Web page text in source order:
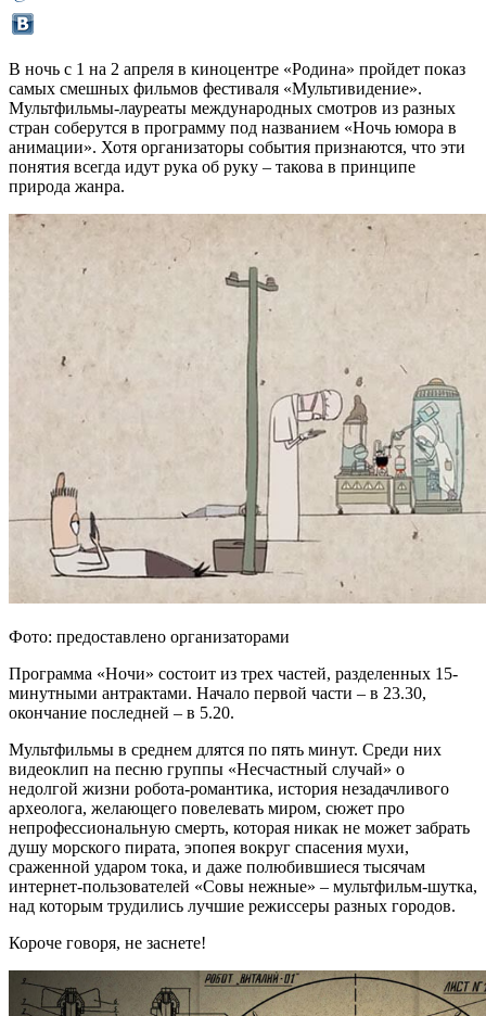
В ночь с 1 на 2 апреля в киноцентре «Родина» пройдет показ
самых смешных фильмов фестиваля «Мультивидение».
Мультфильмы-лауреаты международных смотров из разных
стран соберутся в программу под названием «Ночь юмора в
анимации». Хотя организаторы события признаются, что эти
понятия всегда идут рука об руку – такова в принципе
природа жанра.
Фото: предоставлено организаторами
Программа «Ночи» состоит из трех частей, разделенных 15-
минутными антрактами. Начало первой части – в 23.30,
окончание последней – в 5.20.
Мультфильмы в среднем длятся по пять минут. Среди них
видеоклип на песню группы «Несчастный случай» о
недолгой жизни робота-романтика, история незадачливого
археолога, желающего повелевать миром, сюжет про
непрофессиональную смерть, которая никак не может забрать
душу морского пирата, эпопея вокруг спасения мухи,
сраженной ударом тока, и даже полюбившиеся тысячам
интернет-пользователей «Совы нежные» – мультфильм-шутка,
над которым трудились лучшие режиссеры разных городов.
Короче говоря, не заснете!